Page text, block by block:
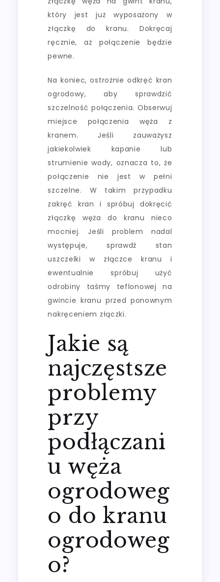
który jest już wyposażony w
złączkę do kranu. Dokręcaj
ręcznie, aż połączenie będzie
pewne.
Na koniec, ostrożnie odkręć kran
ogrodowy, aby sprawdzić
szczelność połączenia. Obserwuj
miejsce połączenia węża z
kranem. Jeśli zauważysz
jakiekolwiek kapanie lub
strumienie wody, oznacza to, że
połączenie nie jest w pełni
szczelne. W takim przypadku
zakręć kran i spróbuj dokręcić
złączkę węża do kranu nieco
mocniej. Jeśli problem nadal
występuje, sprawdź stan
uszczelki w złączce kranu i
ewentualnie spróbuj użyć
odrobiny taśmy teflonowej na
gwincie kranu przed ponownym
nakręceniem złączki.
Jakie są
najczęstsze
problemy
przy
podłączani
u węża
ogrodoweg
o do kranu
ogrodoweg
o?